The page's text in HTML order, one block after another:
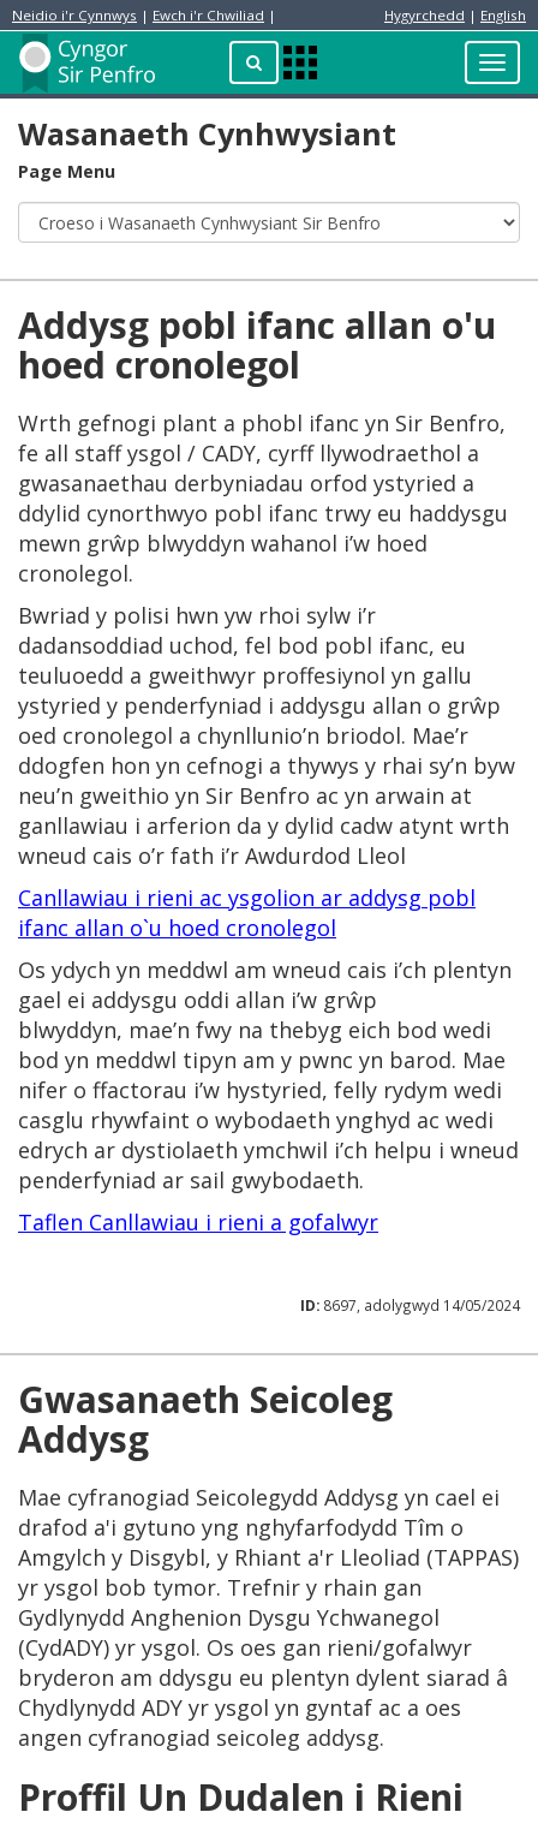
Neidio i'r Cynnwys | Ewch i'r Chwiliad | Hygyrchedd | English
ChwilioApps
Menu
Preswylydd
Wasanaeth Cynhwysiant
Page Menu
Addysg pobl ifanc allan o'u
hoed cronolegol
Wrth gefnogi plant a phobl ifanc yn Sir Benfro,
fe all staff ysgol / CADY, cyrff llywodraethol a
gwasanaethau derbyniadau orfod ystyried a
ddylid cynorthwyo pobl ifanc trwy eu haddysgu
mewn grŵp blwyddyn wahanol i’w hoed
cronolegol.
Bwriad y polisi hwn yw rhoi sylw i’r
dadansoddiad uchod, fel bod pobl ifanc, eu
teuluoedd a gweithwyr proffesiynol yn gallu
ystyried y penderfyniad i addysgu allan o grŵp
oed cronolegol a chynllunio’n briodol. Mae’r
ddogfen hon yn cefnogi a thywys y rhai sy’n byw
neu’n gweithio yn Sir Benfro ac yn arwain at
ganllawiau i arferion da y dylid cadw atynt wrth
wneud cais o’r fath i’r Awdurdod Lleol
Canllawiau i rieni ac ysgolion ar addysg pobl
ifanc allan o`u hoed cronolegol
Os ydych yn meddwl am wneud cais i’ch plentyn
gael ei addysgu oddi allan i’w grŵp
blwyddyn, mae’n fwy na thebyg eich bod wedi
bod yn meddwl tipyn am y pwnc yn barod. Mae
nifer o ffactorau i’w hystyried, felly rydym wedi
casglu rhywfaint o wybodaeth ynghyd ac wedi
edrych ar dystiolaeth ymchwil i’ch helpu i wneud
penderfyniad ar sail gwybodaeth.
Taflen Canllawiau i rieni a gofalwyr
ID: 8697, adolygwyd 14/05/2024
Gwasanaeth Seicoleg
Addysg
Mae cyfranogiad Seicolegydd Addysg yn cael ei
drafod a'i gytuno yng nghyfarfodydd Tîm o
Amgylch y Disgybl, y Rhiant a'r Lleoliad (TAPPAS)
yr ysgol bob tymor. Trefnir y rhain gan
Gydlynydd Anghenion Dysgu Ychwanegol
(CydADY) yr ysgol. Os oes gan rieni/gofalwyr
bryderon am ddysgu eu plentyn dylent siarad â
Chydlynydd ADY yr ysgol yn gyntaf ac a oes
angen cyfranogiad seicoleg addysg.
Proffil Un Dudalen i Rieni